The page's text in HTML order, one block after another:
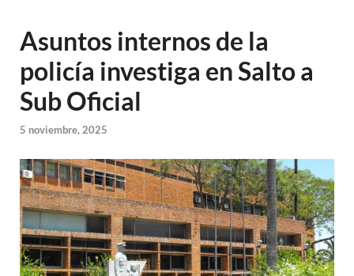
Asuntos internos de la
policía investiga en Salto a
Sub Oficial
5 noviembre, 2025